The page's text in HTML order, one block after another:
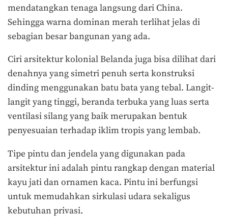
mendatangkan tenaga langsung dari China.
Sehingga warna dominan merah terlihat jelas di
sebagian besar bangunan yang ada.
Ciri arsitektur kolonial Belanda juga bisa dilihat dari
denahnya yang simetri penuh serta konstruksi
dinding menggunakan batu bata yang tebal. Langit-
langit yang tinggi, beranda terbuka yang luas serta
ventilasi silang yang baik merupakan bentuk
penyesuaian terhadap iklim tropis yang lembab.
Tipe pintu dan jendela yang digunakan pada
arsitektur ini adalah pintu rangkap dengan material
kayu jati dan ornamen kaca. Pintu ini berfungsi
untuk memudahkan sirkulasi udara sekaligus
kebutuhan privasi.